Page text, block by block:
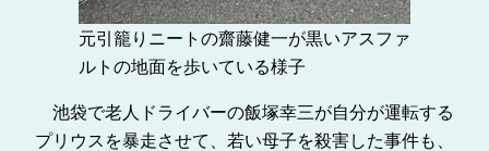
元引籠りニートの齋藤健一が黒いアスファ
ルトの地面を歩いている様子
池袋で老人ドライバーの飯塚幸三が自分が運転する
プリウスを暴走させて、若い母子を殺害した事件も、